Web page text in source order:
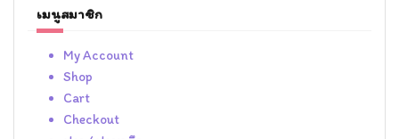
เมนูสมาชิก
My Account
Shop
Cart
Checkout